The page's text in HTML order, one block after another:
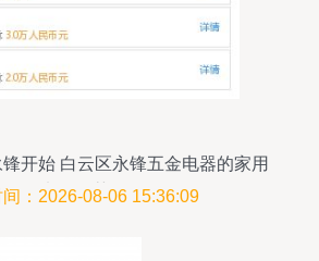
开始 白云区永锋五金电器的家用
电器推荐
：2026-08-06 15:36:09